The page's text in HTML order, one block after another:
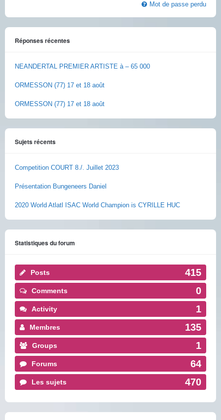
Mot de passe perdu
Réponses récentes
NEANDERTAL PREMIER ARTISTE à – 65 000
ORMESSON (77) 17 et 18 août
ORMESSON (77) 17 et 18 août
Sujets récents
Competition COURT 8./. Juillet 2023
Présentation Bungeneers Daniel
2020 World Atlatl ISAC World Champion is CYRILLE HUC
Statistiques du forum
Posts 415
Comments 0
Activity 1
Membres 135
Groups 1
Forums 64
Les sujets 470